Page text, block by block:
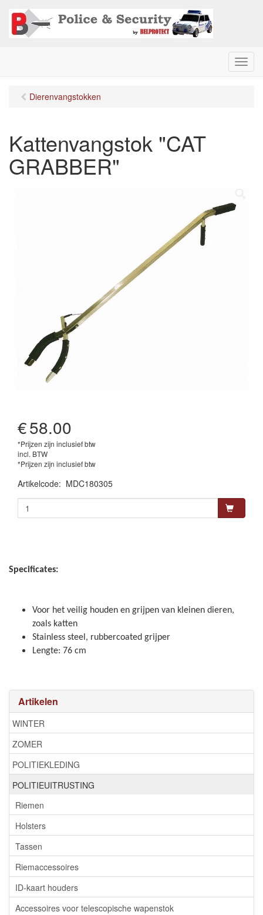
M
e
Artikelen
WINTER
ZOMER
POLITIEKLEDING
POLITIEUITRUSTING
Riemen
Holsters
Tassen
Riemaccessoires
ID-kaart houders
Accessoires voor telescopische wapenstok
Dierenvangstokken
Kattenvangstok "CAT
GRABBER"
€58.00
*Prijzen zijn inclusief btw
incl. BTW
*Prijzen zijn inclusief btw
Artikelcode: MDC180305
Specificates:
Voor het veilig houden en grijpen van kleinen dieren,
zoals katten
Stainless steel, rubbercoated grijper
Lengte: 76 cm